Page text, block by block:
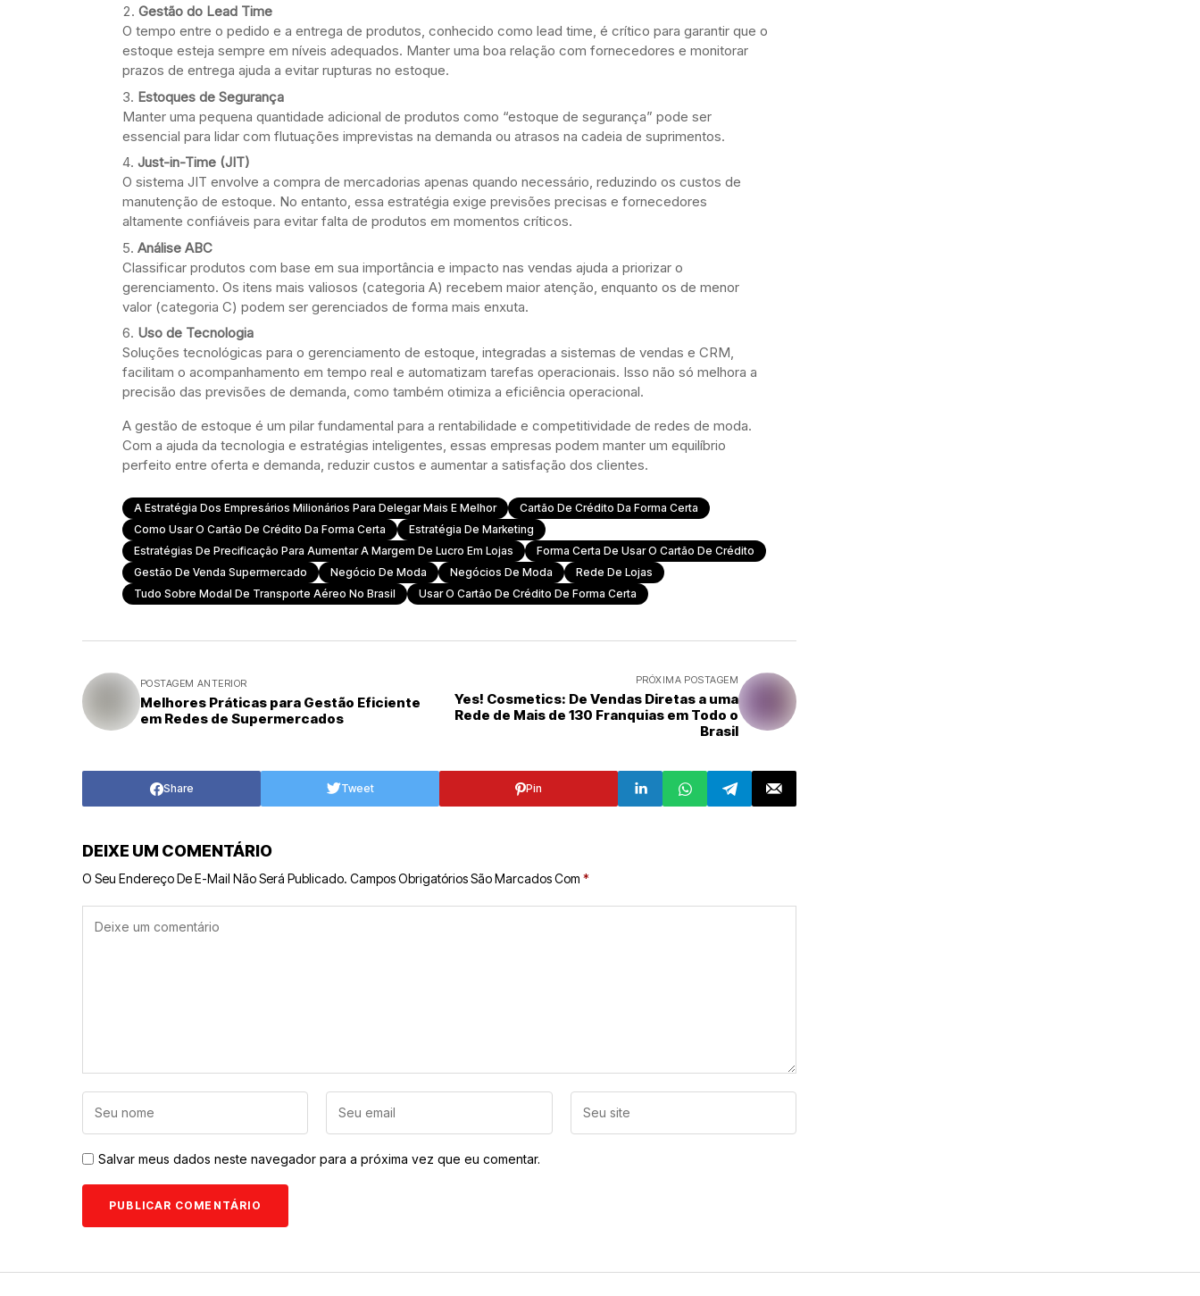
Gestão do Lead Time
O tempo entre o pedido e a entrega de produtos, conhecido como lead time, é crítico para garantir que o
estoque esteja sempre em níveis adequados. Manter uma boa relação com fornecedores e monitorar
prazos de entrega ajuda a evitar rupturas no estoque.
Estoques de Segurança
Manter uma pequena quantidade adicional de produtos como “estoque de segurança” pode ser
essencial para lidar com flutuações imprevistas na demanda ou atrasos na cadeia de suprimentos.
Just-in-Time (JIT)
O sistema JIT envolve a compra de mercadorias apenas quando necessário, reduzindo os custos de
manutenção de estoque. No entanto, essa estratégia exige previsões precisas e fornecedores
altamente confiáveis para evitar falta de produtos em momentos críticos.
Análise ABC
Classificar produtos com base em sua importância e impacto nas vendas ajuda a priorizar o
gerenciamento. Os itens mais valiosos (categoria A) recebem maior atenção, enquanto os de menor
valor (categoria C) podem ser gerenciados de forma mais enxuta.
Uso de Tecnologia
Soluções tecnológicas para o gerenciamento de estoque, integradas a sistemas de vendas e CRM,
facilitam o acompanhamento em tempo real e automatizam tarefas operacionais. Isso não só melhora a
precisão das previsões de demanda, como também otimiza a eficiência operacional.
A gestão de estoque é um pilar fundamental para a rentabilidade e competitividade de redes de moda.
Com a ajuda da tecnologia e estratégias inteligentes, essas empresas podem manter um equilíbrio
perfeito entre oferta e demanda, reduzir custos e aumentar a satisfação dos clientes.
A Estratégia Dos Empresários Milionários Para Delegar Mais E Melhor
Cartão De Crédito Da Forma Certa
Como Usar O Cartão De Crédito Da Forma Certa
Estratégia De Marketing
Estratégias De Precificação Para Aumentar A Margem De Lucro Em Lojas
Forma Certa De Usar O Cartão De Crédito
Gestão De Venda Supermercado
Negócio De Moda Negócios De Moda
Rede De Lojas
Tudo Sobre Modal De Transporte Aéreo No Brasil
Usar O Cartão De Crédito De Forma Certa
POSTAGEM ANTERIOR
Melhores Práticas para Gestão Eficiente
em Redes de Supermercados
PRÓXIMA POSTAGEM
Yes! Cosmetics: De Vendas Diretas a uma
Rede de Mais de 130 Franquias em Todo o
Brasil
Share Tweet Pin
DEIXE UM COMENTÁRIO
O Seu Endereço De E-Mail Não Será Publicado. Campos Obrigatórios São Marcados Com *
Salvar meus dados neste navegador para a próxima vez que eu comentar.